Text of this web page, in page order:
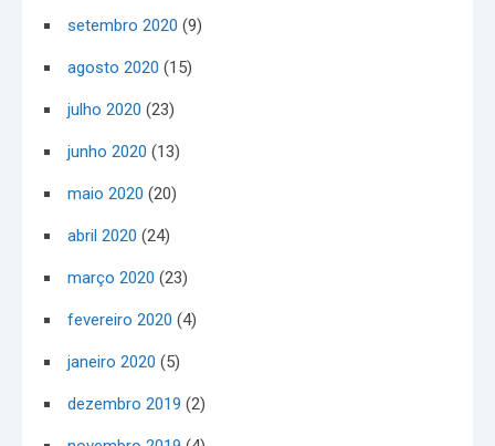
setembro 2020 (9)
agosto 2020 (15)
julho 2020 (23)
junho 2020 (13)
maio 2020 (20)
abril 2020 (24)
março 2020 (23)
fevereiro 2020 (4)
janeiro 2020 (5)
dezembro 2019 (2)